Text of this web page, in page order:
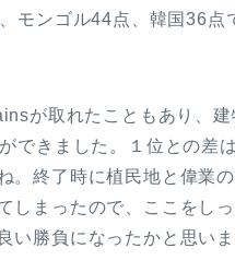
モンゴル44点、韓国36点
が取れたこともあり、建
できました。１位との差
。終了時に植民地と偉業
しまったので、ここをし
い勝負になったかと思いま